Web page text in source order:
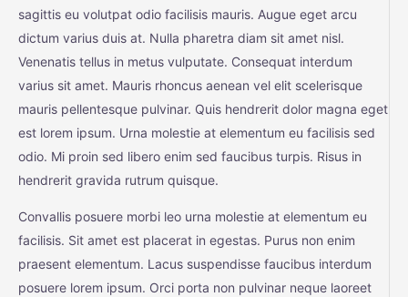
sagittis eu volutpat odio facilisis mauris. Augue eget arcu
dictum varius duis at. Nulla pharetra diam sit amet nisl.
Venenatis tellus in metus vulputate. Consequat interdum
varius sit amet. Mauris rhoncus aenean vel elit scelerisque
mauris pellentesque pulvinar. Quis hendrerit dolor magna eget
est lorem ipsum. Urna molestie at elementum eu facilisis sed
odio. Mi proin sed libero enim sed faucibus turpis. Risus in
hendrerit gravida rutrum quisque.
Convallis posuere morbi leo urna molestie at elementum eu
facilisis. Sit amet est placerat in egestas. Purus non enim
praesent elementum. Lacus suspendisse faucibus interdum
posuere lorem ipsum. Orci porta non pulvinar neque laoreet